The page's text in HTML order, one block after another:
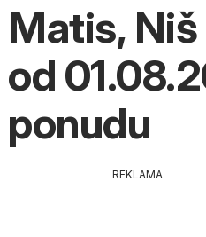
Matis,
od
ponudu
REKLAMA